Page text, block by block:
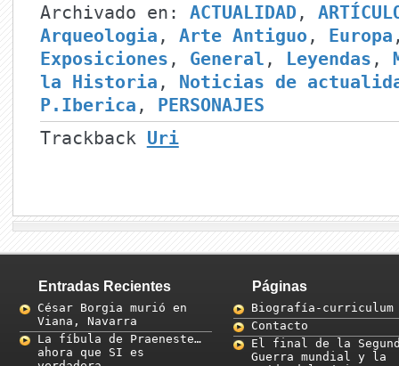
Archivado en: ACTUALIDAD,
Arqueologia , Arte Antiguo , Europa
Exposiciones , General , Leyendas ,
la Historia , Noticias de
P.Iberica , PERSONAJES
Trackback Uri
Entradas Recientes
César Borgia murió en
Viana, Navarra
La fíbula de Praeneste…
ahora que SI es
Páginas
Biografía-curriculum
Contacto
El final de la
Guerra mundial y la